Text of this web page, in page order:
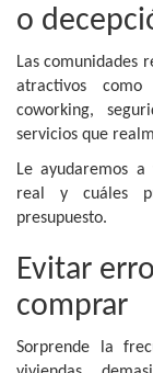
o
Las comunidades
atractivos como
coworking,
servicios que
Le ayudaremos
real y cuáles
presupuesto.
Evitar
comprar
Sorprende la